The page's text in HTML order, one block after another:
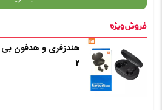
✧ چت با پشتیبان واتس آپ
گارانتی
انتخاب رنگ: سفید
2